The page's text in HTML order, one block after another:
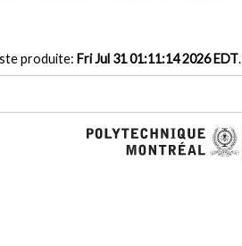
produite: Fri Jul 31 01:11:14 2026 EDT.